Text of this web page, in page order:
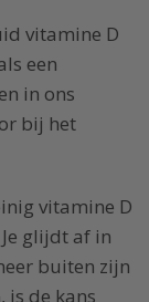
vitamine D
een
in ons
bij het
vitamine D
glijdt af in
buiten zijn
is de kans